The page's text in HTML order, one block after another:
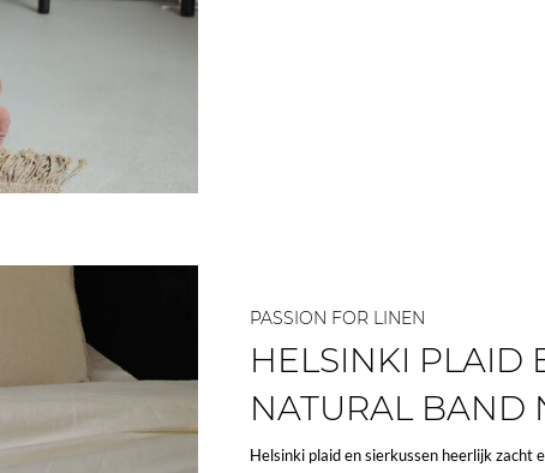
PASSION FOR LINEN
HELSINKI PLAID
NATURAL BAND
Helsinki plaid en sierkussen heerlijk zacht